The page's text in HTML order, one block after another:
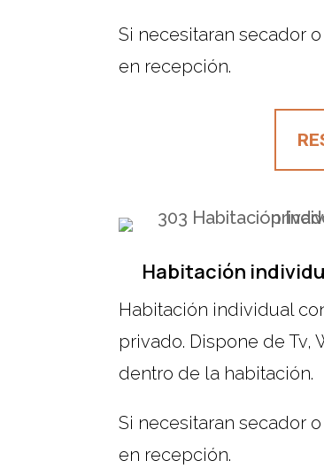
Si necesitaran secador
en recepción.
Habitación
Habitación individual
privado. Dispone de Tv,
dentro de la habitación.
Si necesitaran secador
en recepción.